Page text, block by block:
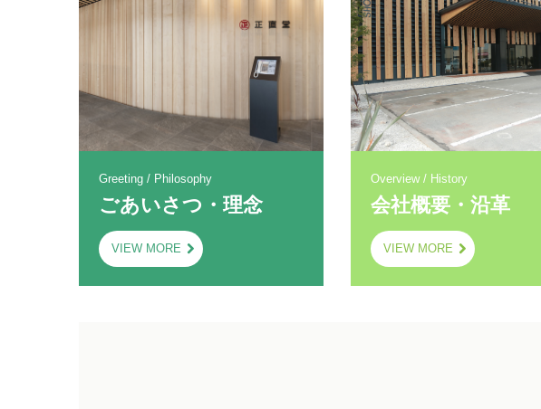
Greeting / Philosophy
ごあいさつ・理念
VIEW MORE
Overview / History
会社概要・沿革
VIEW MORE